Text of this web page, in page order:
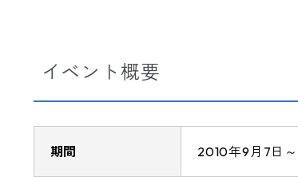
イベント概要
期間 2010年9月7日